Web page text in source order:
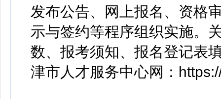
发布公告、网上报名、资格
示与签约等程序组织实施。
数、报考须知、报名登记表
津市人才服务中心网：